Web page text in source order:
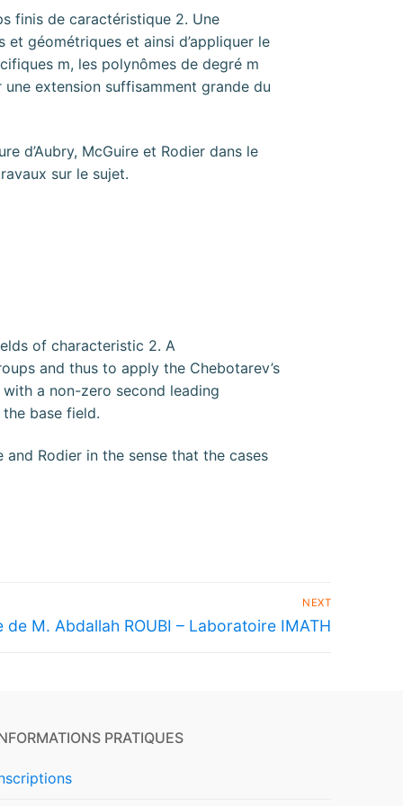
finis de caractéristique 2. Une
géométriques et ainsi d’appliquer le
m, les polynômes de degré m
extension suffisamment grande du
d’Aubry, McGuire et Rodier dans le
sur le sujet.
of characteristic 2. A
and thus to apply the Chebotarev’s
a non-zero second leading
base field.
Rodier in the sense that the cases
NEXT
de M. Abdallah ROUBI – Laboratoire IMATH
PRATIQUES